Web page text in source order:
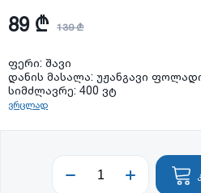
89 ₾ 139 ₾
ფერი: შავი
დანის მასალა: უჟანგავი
სიმძლავრე: 400 ვტ
ვრცლად